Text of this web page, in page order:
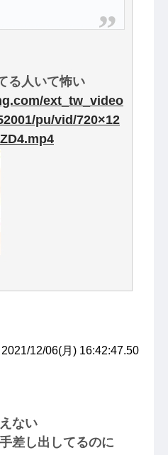
る人いて怖い
ext_tw_video
pu/vid/720×12
2021/12/06(月) 16:42:47.50
ない
差し出してるのに